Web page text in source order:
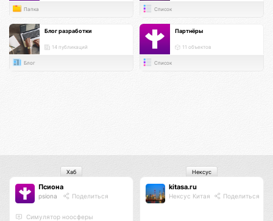
Папка Список
Блог разработки
14 публикаций
Блог
Партнёры
11 объектов
Список
Псиона
psiona Поделиться
Cимулятор ноосферы
Хаб
kitasa.ru
Нексус Китая Поделиться
Нексус